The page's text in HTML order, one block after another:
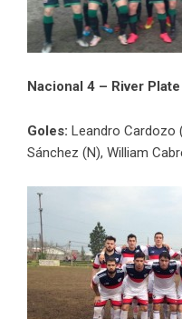
Nacional 4 – River Plate
Goles: Leandro Cardozo
Sánchez (N), William